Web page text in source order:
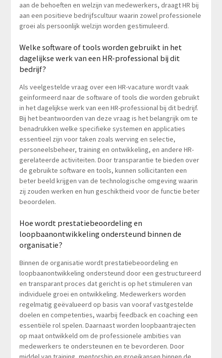
aan de behoeften en welzijn van medewerkers, draagt HR bij
aan een positieve bedrijfscultuur waarin zowel professionele
groei als persoonlijk welzijn worden gestimuleerd.
Welke software of tools worden gebruikt in het
dagelijkse werk van een HR-professional bij dit
bedrijf?
Als veelgestelde vraag over een HR-vacature wordt vaak
geïnformeerd naar de software of tools die worden gebruikt
in het dagelijkse werk van een HR-professional bij dit bedrijf.
Bij het beantwoorden van deze vraag is het belangrijk om te
benadrukken welke specifieke systemen en applicaties
essentieel zijn voor taken zoals werving en selectie,
personeelsbeheer, training en ontwikkeling, en andere HR-
gerelateerde activiteiten. Door transparantie te bieden over
de gebruikte software en tools, kunnen sollicitanten een
beter beeld krijgen van de technologische omgeving waarin
zij zouden werken en hun geschiktheid voor de functie beter
beoordelen.
Hoe wordt prestatiebeoordeling en
loopbaanontwikkeling ondersteund binnen de
organisatie?
Binnen de organisatie wordt prestatiebeoordeling en
loopbaanontwikkeling ondersteund door een gestructureerd
en transparant proces dat gericht is op het stimuleren van
individuele groei en ontwikkeling. Medewerkers worden
regelmatig geëvalueerd op basis van vooraf vastgestelde
doelen en competenties, waarbij feedback en coaching een
essentiële rol spelen. Daarnaast worden loopbaantrajecten
op maat ontwikkeld om de professionele ambities van
medewerkers te ondersteunen en te bevorderen. Door